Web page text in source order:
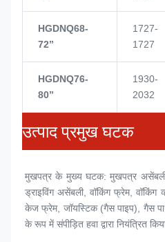
HGDNQ68-
72’’
1727-
1727
HGDNQ76-
80’’
1930-
2032
उत्पाद प्रमुख घटक
मुखपत्र के मुख्य घटक: मुखपत्र
ड्राइविंग असेंबली, वॉकिंग फ्रेम,
केज फ्रेम, जॉयस्टिक (गैस पाइप), गैस
के रूप में संपीड़ित हवा द्वारा नियंत्रित